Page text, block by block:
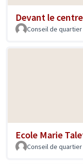
Devant le
Conseil de
Ecole Marie
Conseil de